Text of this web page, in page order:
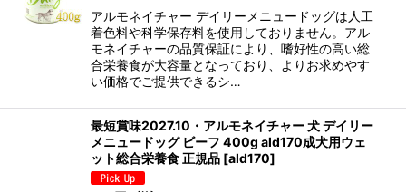
アルモネイチャー デイリーメニュードッグは人工
着色料や科学保存料を使用しておりません。アル
モネイチャーの品質保証により、嗜好性の高い総
合栄養食が大容量となっており、よりお求めやす
い価格でご提供できるシ…
最短賞味2027.10・アルモネイチャー 犬 デイリー
メニュードッグ ビーフ 400g ald170成犬用ウェ
ット総合栄養食 正規品 [ald170]